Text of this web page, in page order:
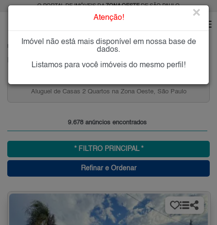
O PORTAL DE IMÓVEIS DAZONA OESTEDE SÃO PAULO
Imóveis à Venda ou para Alugar na Zona Oeste de São Paulo
Aptos 2 Quartos a partir de R$ 500 mil em Pinheiros,
Zona Oeste, SP
9.678 anúncios encontrados
* FILTRO PRINCIPAL *
Refinar e Ordenar
Atenção! ×
Imóvel não está mais disponível em nossa base de
dados.
Listamos para você imóveis do mesmo perfil!